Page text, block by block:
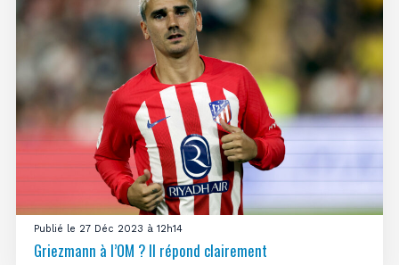
Publié le 27 Déc 2023 à 12h14
Griezmann à l’OM ? Il répond clairement